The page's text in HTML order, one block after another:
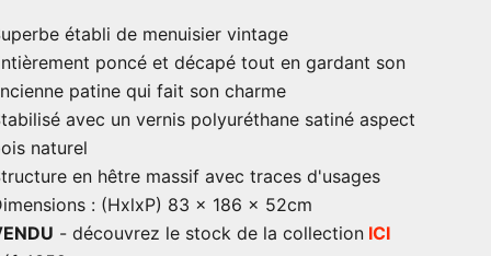
établi de menuisier vintage
poncé et décapé tout en gardant son
patine qui fait son charme
avec un vernis polyuréthane satiné aspect
naturel
en hêtre massif avec traces d'usages
: (HxlxP) 83 x 186 x 52cm
- découvrez le stock de la collection ICI